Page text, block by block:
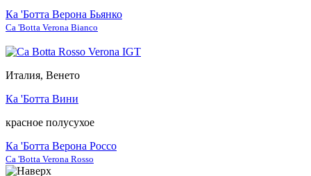
Ка 'Ботта Верона Бьянко
Ca 'Botta Verona Bianco
Италия, Венето
Ка 'Ботта Вини
красное полусухое
Ка 'Ботта Верона Россо
Ca 'Botta Verona Rosso